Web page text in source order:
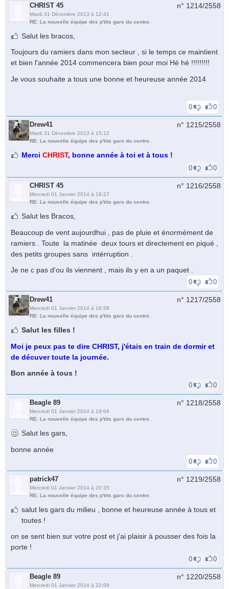
CHRIST 45
Mardi 31 Décembre 2013 à 12:41
RE: La nouvelle équipe des p'tits gars du centre.
n° 1214/2558
Salut les bracos,
Toujours du ramiers dans mon secteur , si le temps ce maintient
et bien l'année 2014 commencera bien pour moi Hé hé !!!!!!!!!
Je vous souhaite a tous une bonne et heureuse année 2014
0 0
Drew41
Mardi 31 Décembre 2013 à 15:12
RE: La nouvelle équipe des p'tits gars du centre.
n° 1215/2558
Merci CHRIST, bonne année à toi et à tous !
0 0
CHRIST 45
Mercredi 01 Janvier 2014 à 18:27
RE: La nouvelle équipe des p'tits gars du centre.
n° 1216/2558
Salut les Bracos,
Beaucoup de vent aujourdhui , pas de pluie et énormément de
ramiers . Toute la matinée deux tours et directement en piqué ,
des petits groupes sans intérruption .
Je ne c pas d'ou ils viennent , mais ils y en a un paquet .
0 0
Drew41
Mercredi 01 Janvier 2014 à 18:58
RE: La nouvelle équipe des p'tits gars du centre.
n° 1217/2558
Salut les filles !
Moi je peux pas te dire CHRIST, j'étais en train de dormir et
de décuver toute la journée.
Bon année à tous !
0 0
Beagle 89
Mercredi 01 Janvier 2014 à 19:04
RE: La nouvelle équipe des p'tits gars du centre.
n° 1218/2558
Salut les gars,
bonne année
0 0
patrick47
Mercredi 01 Janvier 2014 à 20:35
RE: La nouvelle équipe des p'tits gars du centre.
n° 1219/2558
salut les gars du milieu , bonne et heureuse année à tous et
toutes !
on se sent bien sur votre post et j'ai plaisir à pousser des fois la
porte !
0 0
Beagle 89
Mercredi 01 Janvier 2014 à 22:08
n° 1220/2558